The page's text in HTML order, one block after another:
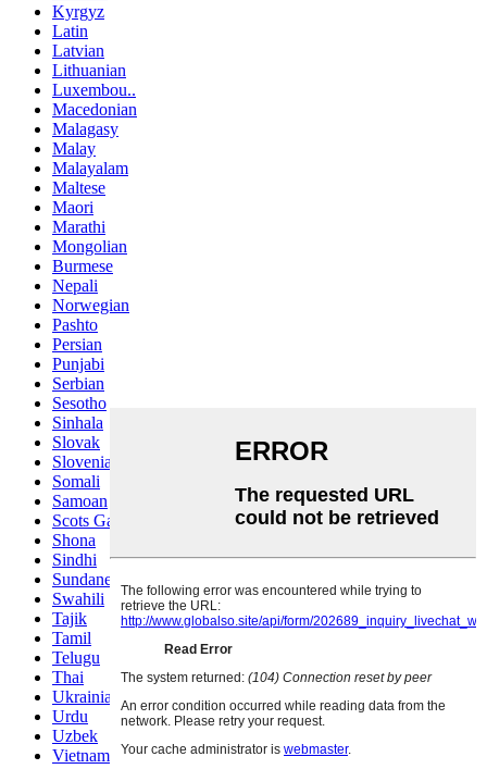
Kyrgyz
Latin
Latvian
Lithuanian
Luxembou..
Macedonian
Malagasy
Malay
Malayalam
Maltese
Maori
Marathi
Mongolian
Burmese
Nepali
Norwegian
Pashto
Persian
Punjabi
Serbian
Sesotho
Sinhala
Slovak
Slovenian
Somali
Samoan
Scots Gaelic
Shona
Sindhi
Sundanese
Swahili
Tajik
Tamil
Telugu
Thai
Ukrainian
Urdu
Uzbek
Vietnamese